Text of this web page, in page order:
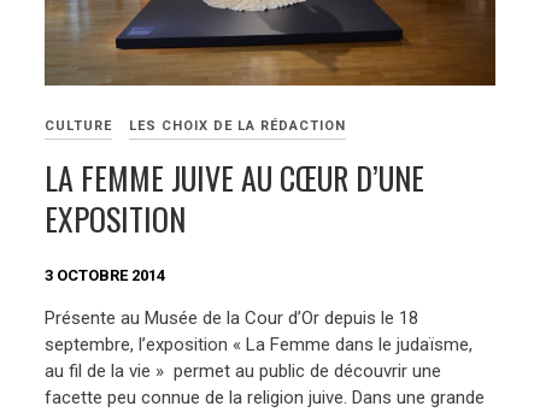
CULTURE LES CHOIX DE LA RÉDACTION
LA FEMME JUIVE AU CŒUR D’UNE
EXPOSITION
3 OCTOBRE 2014
Présente au Musée de la Cour d’Or depuis le 18
septembre, l’exposition « La Femme dans le judaïsme,
au fil de la vie » permet au public de découvrir une
facette peu connue de la religion juive. Dans une grande